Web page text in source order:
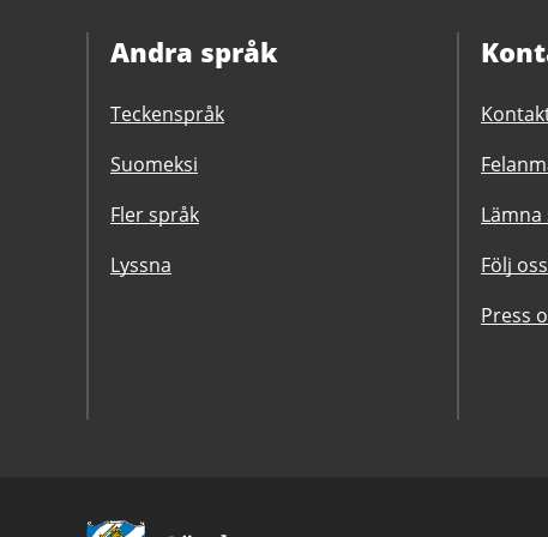
Andra språk
Teckenspråk
Suomeksi
Fler språk
Lyssna
Följ
Press